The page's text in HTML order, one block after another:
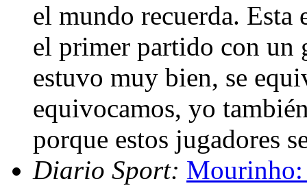
el mundo recuerda. Esta
el primer partido con un
estuvo muy bien, se
equivocamos, yo
porque estos jugadores
Diario Sport: Mourinho: